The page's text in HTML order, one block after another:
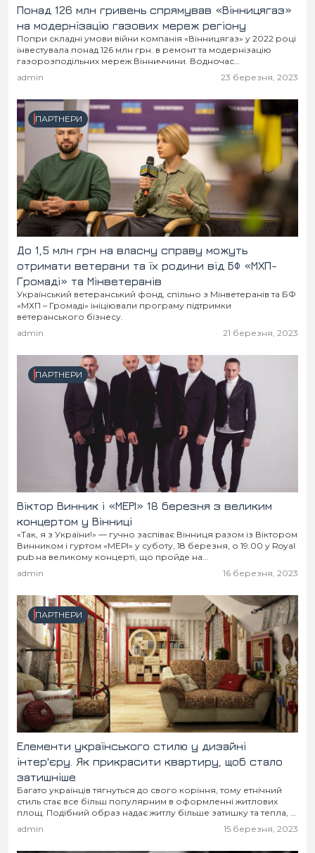
Понад 126 млн гривень спрямував «Вінницягаз»
на модернізацію газових мереж регіону
Попри складні умови війни компанія «Вінницягаз» у 2022 році
інвестувала понад 126 млн грн. в ремонт та модернізацію
газорозподільних мереж Вінниччини. Водночас
заборгованість споживачів за отримані послуги розподілу
газу сягнула...
admin 23 березня, 2023
ПАРТНЕРИ
До 1,5 млн грн на власну справу можуть
отримати ветерани та їх родини від БФ «МХП-
Громаді» та Мінветеранів
Український ветеранський фонд, спільно з Мінветеранів та БФ
«МХП – Громаді» ініціювали програму підтримки
ветеранського бізнесу.
admin
21 березня, 2023
ПАРТНЕРИ
Віктор Винник і «МЕРІ» 18 березня з великим
концертом у Вінниці
«Так, я з України!» — гучно заспіває Вінниця разом із Віктором
Винником і гуртом «МЕРІ» у суботу, 18 березня, о 19.00 у Royal
pub на великому концерті, що пройде на...
admin
16 березня, 2023
ПАРТНЕРИ
Елементи українського стилю у дизайні
інтер'єру. Як прикрасити квартиру, щоб стало
затишніше
Багато українців тягнуться до свого коріння, тому етнічний
стиль стає все більш популярним в оформленні житлових
площ. Подібний образ надає житлу більше затишку та тепла, а
також робить його максимально...
admin 15 березня, 2023